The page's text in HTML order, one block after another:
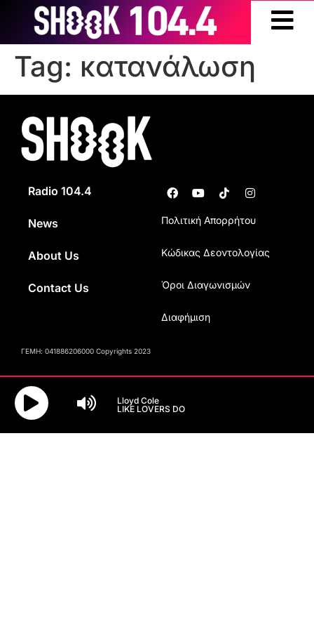
Tag: κατανάλωση
Radio 104.4
News
About Us
Contact Us
Πολιτική Απορρήτου
Κώδικας Δεοντολογίας
Όροι Διαγωνισμών
Διαφήμιση
ΓΕΜΗ: 041886206000 Copyrights 2023
Lloyd Cole
LIKE LOVERS DO